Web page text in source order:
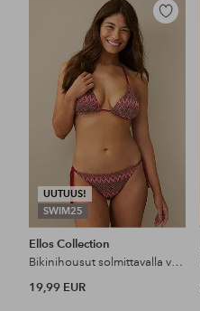
UUTUUS!
SWIM25
Lisää
Ellos Collection
Bikinihousut solmittavalla vyöllä sivuilla
19,99 EUR